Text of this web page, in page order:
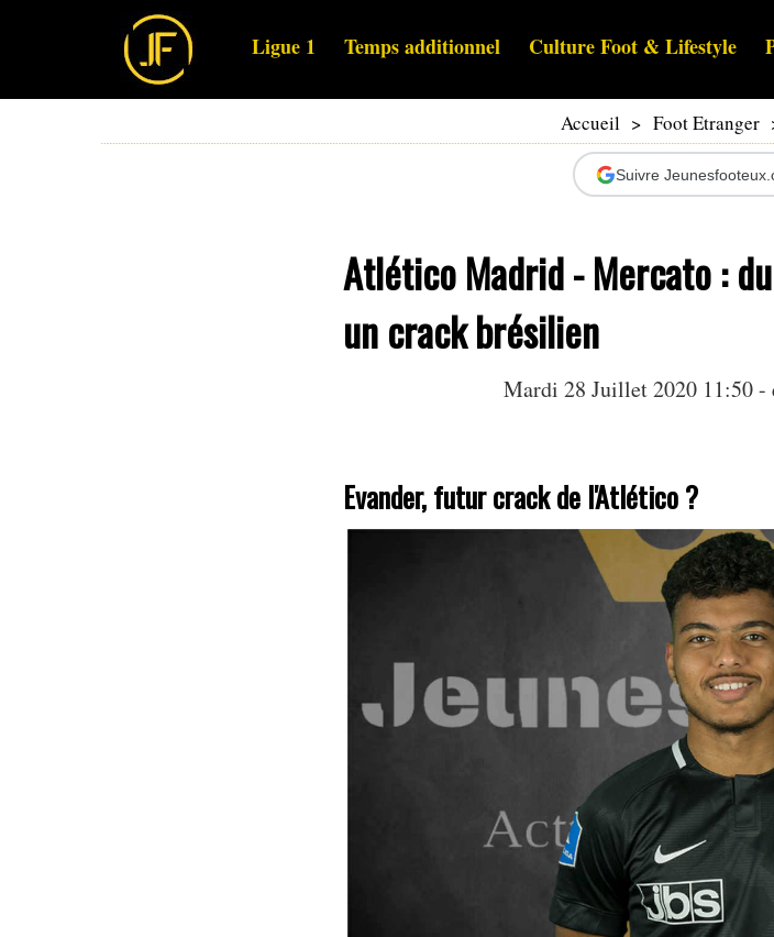
Ligue 1 Temps additionnel Culture Foot & Lifestyle
Accueil > Foot Etranger
Suivre
Atlético Madrid - Mercato :
un crack brésilien
Mardi 28 Juillet 2020 11:50 -
Evander, futur crack de l'Atlético ?